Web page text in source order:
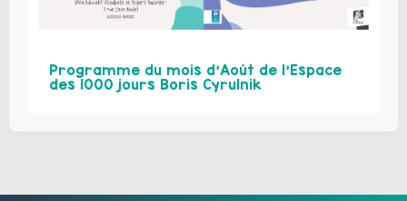
Programme du mois d’Août de l’Espace
des 1000 jours Boris Cyrulnik